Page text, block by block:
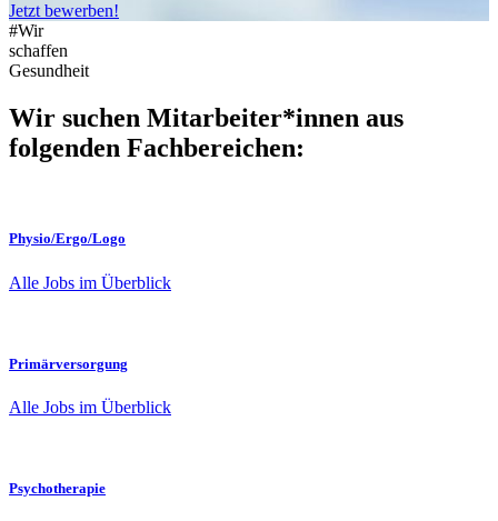
Jetzt bewerben!
#Wir
schaffen
Gesundheit
Wir suchen Mitarbeiter*innen aus
folgenden Fachbereichen:
Physio/Ergo/Logo
Alle Jobs im Überblick
Primärversorgung
Alle Jobs im Überblick
Psychotherapie